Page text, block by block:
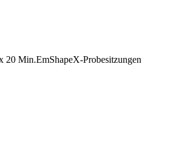
20 Min.EmShapeX-Probesitzungen